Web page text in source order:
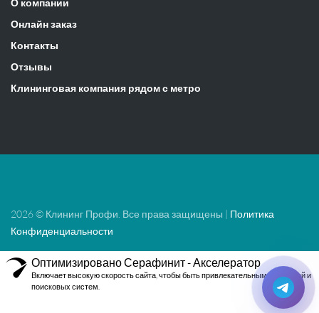
О компании
Онлайн заказ
Контакты
Отзывы
Клининговая компания рядом с метро
2026 © Клининг Профи. Все права защищены | Политика
Конфиденциальности
Оптимизировано Серафинит - Акселератор
Включает высокую скорость сайта, чтобы быть привлекательным для людей и
поисковых систем.